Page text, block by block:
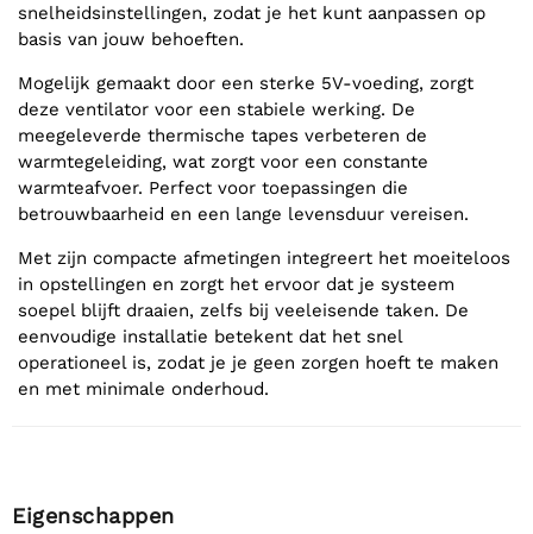
snelheidsinstellingen, zodat je het kunt aanpassen op
basis van jouw behoeften.
Mogelijk gemaakt door een sterke 5V-voeding, zorgt
deze ventilator voor een stabiele werking. De
meegeleverde thermische tapes verbeteren de
warmtegeleiding, wat zorgt voor een constante
warmteafvoer. Perfect voor toepassingen die
betrouwbaarheid en een lange levensduur vereisen.
Met zijn compacte afmetingen integreert het moeiteloos
in opstellingen en zorgt het ervoor dat je systeem
soepel blijft draaien, zelfs bij veeleisende taken. De
eenvoudige installatie betekent dat het snel
operationeel is, zodat je je geen zorgen hoeft te maken
en met minimale onderhoud.
Eigenschappen